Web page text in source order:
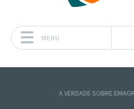
MENU
A VERDADE SOBRE